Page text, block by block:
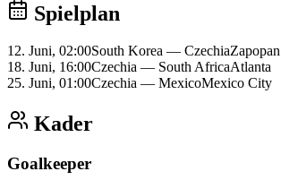
Spielplan
12. Juni, 02:00South Korea — CzechiaZapopan
18. Juni, 16:00Czechia — South AfricaAtlanta
25. Juni, 01:00Czechia — MexicoMexico City
Kader
Goalkeeper